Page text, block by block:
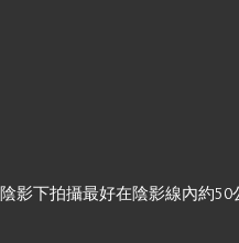
陰影下拍攝最好在陰影線內約50